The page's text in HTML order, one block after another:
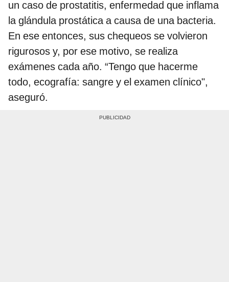
un caso de prostatitis, enfermedad que inflama
la glándula prostática a causa de una bacteria.
En ese entonces, sus chequeos se volvieron
rigurosos y, por ese motivo, se realiza
exámenes cada año. “Tengo que hacerme
todo, ecografía: sangre y el examen clínico",
aseguró.